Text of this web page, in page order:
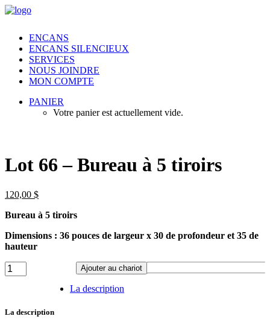
ENCANS
ENCANS SILENCIEUX
SERVICES
NOUS JOINDRE
MON COMPTE
PANIER
Votre panier est actuellement vide.
Lot 66 – Bureau à 5 tiroirs
120,00 $
Bureau à 5 tiroirs
Dimensions : 36 pouces de largeur x 30 de profondeur et 35 de
hauteur
Lot
66
à
Ajouter au chariot
La description
La description